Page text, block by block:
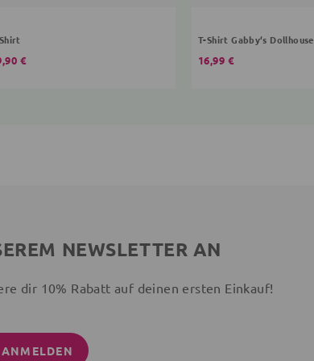
€
T-Shirt Gabby‘s Dollhouse
16,99 €
NEWSLETTER AN
dir 10% Rabatt auf deinen ersten Einkauf!